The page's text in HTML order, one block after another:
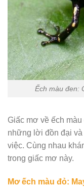
Ếch màu đen:
Giấc mơ về ếch
những lời đồn đại và
việc. Cùng nhau
trong giấc mơ này.
Mơ ếch màu đỏ: